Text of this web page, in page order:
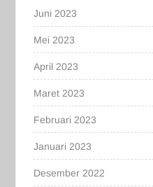
Juni 2023
Mei 2023
April 2023
Maret 2023
Februari 2023
Januari 2023
Desember 2022